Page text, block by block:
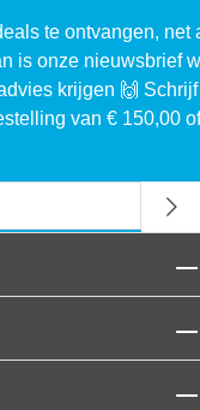
te ontvangen, net
is onze nieuwsbrief
krijgen 🙌
van € 150,00 of